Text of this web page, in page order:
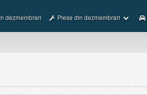
dezmembrari Piese din dezmembrari